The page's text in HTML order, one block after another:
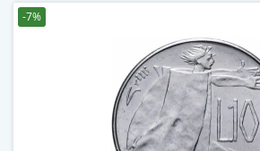
-7%